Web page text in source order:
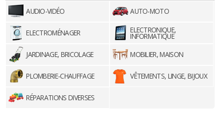
AUDIO-VIDÉO AUTO-MOTO
ELECTROMÉNAGER ELECTRONIQUE,
INFORMATIQUE
JARDINAGE, BRICOLAGE
MOBILIER, MAISON
PLOMBERIE-CHAUFFAGE VÊTEMENTS, LINGE, BIJOUX
RÉPARATIONS DIVERSES